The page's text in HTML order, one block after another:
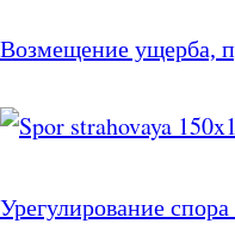
Возмещение ущерба,
Урегулирование спора